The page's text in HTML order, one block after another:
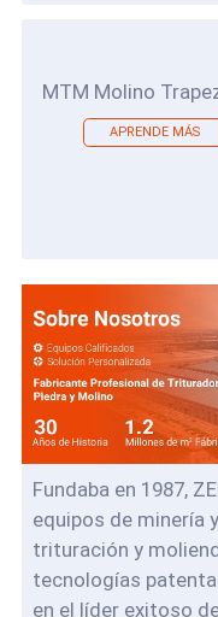
MTM Molino
APRENDE MÁS
Fundaba en 1987,
equipos de minería
trituración y
tecnologías
en el líder exitoso